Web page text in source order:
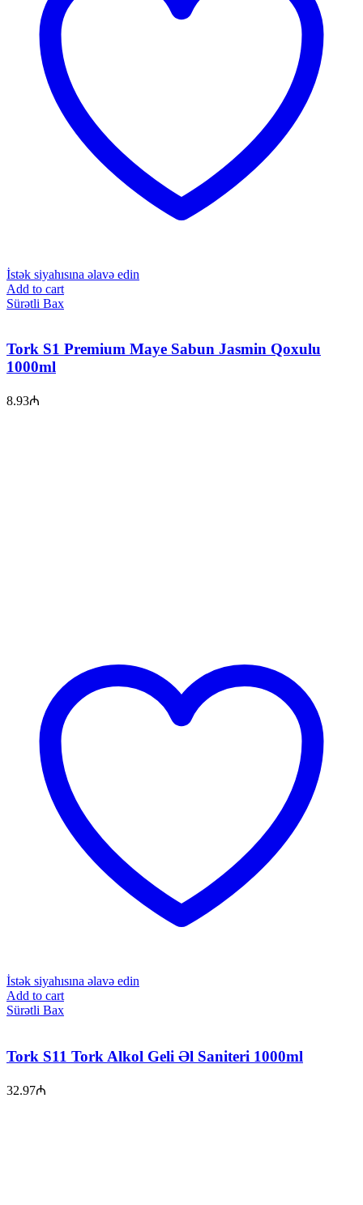
İstək siyahısına əlavə edin
Add to cart
Sürətli Bax
Tork S1 Premium Maye Sabun Jasmin Qoxulu
1000ml
8.93₼
İstək siyahısına əlavə edin
Add to cart
Sürətli Bax
Tork S11 Tork Alkol Geli Əl Saniteri 1000ml
32.97₼